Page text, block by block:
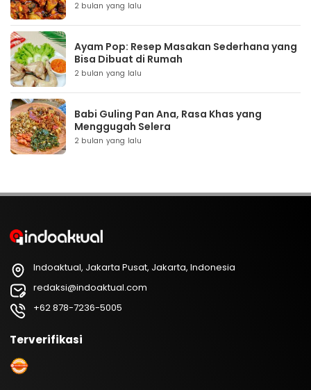
2 bulan yang lalu
Ayam Pop: Resep Masakan Sederhana yang
Bisa Dibuat di Rumah
2 bulan yang lalu
Babi Guling Pan Ana, Rasa Khas yang
Menggugah Selera
2 bulan yang lalu
Indoaktual, Jakarta Pusat, Jakarta, Indonesia
redaksi@indoaktual.com
+62 878-7236-5005
Terverifikasi